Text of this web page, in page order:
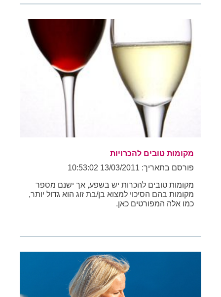
מקומות טובים להכרויות
פורסם בתאריך: 13/03/2011 10:53:02
מקומות טובים להכרות יש בשפע, אך ישנם מספר
מקומות בהם הסיכוי למצוא בן/בת זוג הוא גדול יותר,
כמו אלה המפורטים כאן.